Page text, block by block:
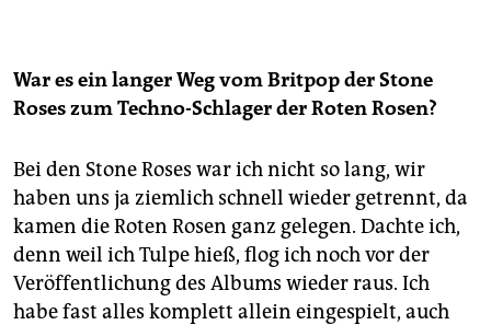
War es ein langer Weg vom Britpop der Stone
Roses zum Techno-Schlager der Roten Rosen?
Bei den Stone Roses war ich nicht so lang, wir
haben uns ja ziemlich schnell wieder getrennt, da
kamen die Roten Rosen ganz gelegen. Dachte ich,
denn weil ich Tulpe hieß, flog ich noch vor der
Veröffentlichung des Albums wieder raus. Ich
habe fast alles komplett allein eingespielt, auch